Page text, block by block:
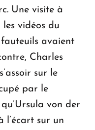
Une visite à
vidéos du
avaient
Charles
sur le
par le
von der
l’écart sur un